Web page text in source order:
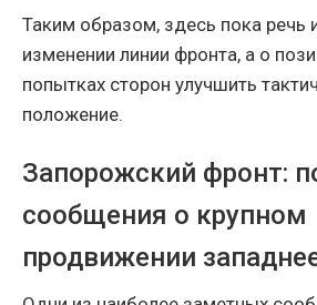
Таким образом, здесь пока речь
изменении линии фронта, а о
попытках сторон улучшить
положение.
Запорожский фронт:
сообщения о крупном
продвижении